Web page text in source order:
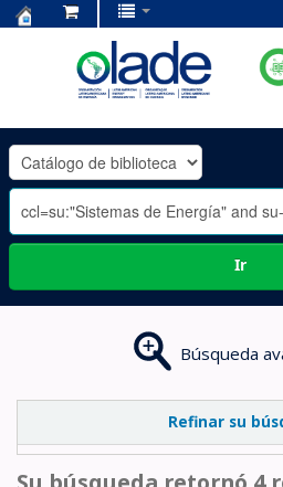
OLADE
-
Ir
Búsqueda
Refinar su